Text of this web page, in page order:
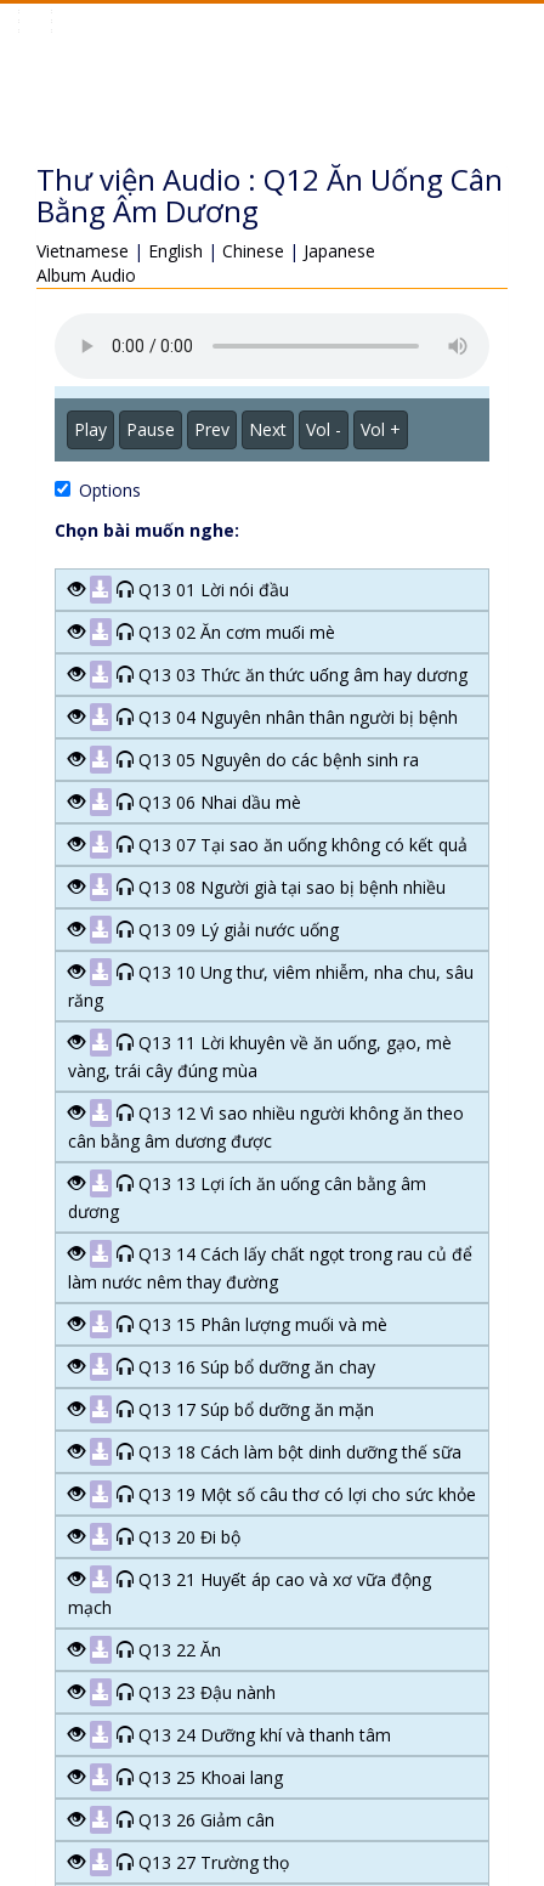
Thư viện Audio : Q12 Ăn Uống Cân
Bằng Âm Dương
Vietnamese | English | Chinese | Japanese
Album Audio
Play Pause Prev Next Vol - Vol +
Options
Chọn bài muốn nghe:
Q13 01 Lời nói đầu
Q13 02 Ăn cơm muối mè
Q13 03 Thức ăn thức uống âm hay dương
Q13 04 Nguyên nhân thân người bị bệnh
Q13 05 Nguyên do các bệnh sinh ra
Q13 06 Nhai dầu mè
Q13 07 Tại sao ăn uống không có kết quả
Q13 08 Người già tại sao bị bệnh nhiều
Q13 09 Lý giải nước uống
Q13 10 Ung thư, viêm nhiễm, nha chu, sâu
răng
Q13 11 Lời khuyên về ăn uống, gạo, mè
vàng, trái cây đúng mùa
Q13 12 Vì sao nhiều người không ăn theo
cân bằng âm dương được
Q13 13 Lợi ích ăn uống cân bằng âm
dương
Q13 14 Cách lấy chất ngọt trong rau củ để
làm nước nêm thay đường
Q13 15 Phân lượng muối và mè
Q13 16 Súp bổ dưỡng ăn chay
Q13 17 Súp bổ dưỡng ăn mặn
Q13 18 Cách làm bột dinh dưỡng thế sữa
Q13 19 Một số câu thơ có lợi cho sức khỏe
Q13 20 Đi bộ
Q13 21 Huyết áp cao và xơ vữa động
mạch
Q13 22 Ăn
Q13 23 Đậu nành
Q13 24 Dưỡng khí và thanh tâm
Q13 25 Khoai lang
Q13 26 Giảm cân
Q13 27 Trường thọ